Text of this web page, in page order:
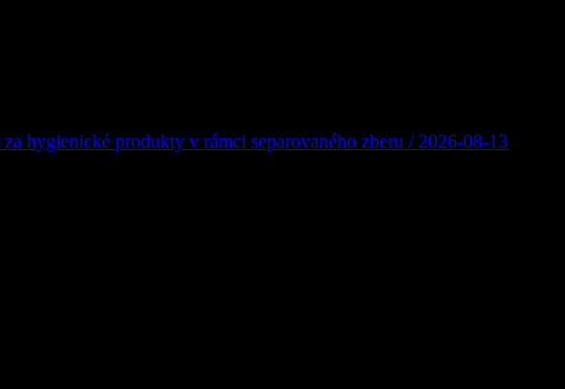
hygienické produkty v rámci separovaného zberu / 2026-08-13